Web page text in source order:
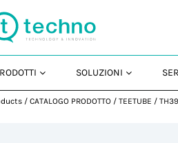
SOLUZIONI
/ CATALOGO PRODOTTO / TEETUBE /